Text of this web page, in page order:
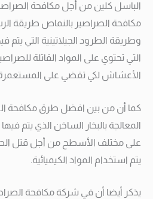
الباسل كلين من أجل مكافحة
مكافحة الصراصير بالنماص طريقة
وطريقة الطرود الجيلاتينية التي يتم
التي تحتوي على المواد القاتلة
الأعشاش لكي تقضي على المستعمرة
كما أن من بين افضل طرق مكافحة
المعالجة بالبخار الساخن الذي يتم
على مختلف الأسطح من أجل قتل
يتم استخدام المواد الكيميائية.
يذكر أيضا أن في شركة مكافحة